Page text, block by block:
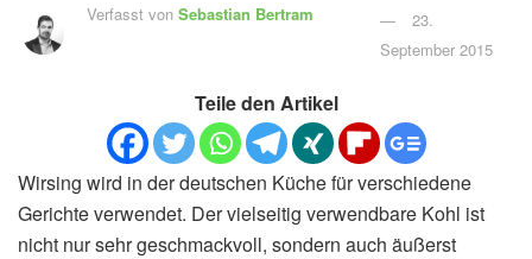
Verfasst vonSebastian Bertram
23.
September 2015
Teile den Artikel
Wirsing wird in der deutschen Küche für verschiedene
Gerichte verwendet. Der vielseitig verwendbare Kohl ist
nicht nur sehr geschmackvoll, sondern auch äußerst